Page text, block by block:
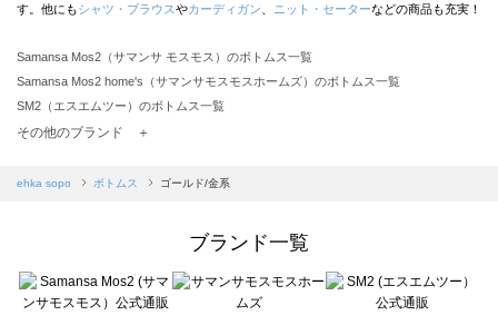
す。他にもシャツ・ブラウスやカーディガン ニット・セーターなどの商品も充実！
Samansa Mos2（サマンサ モスモス）のボトムス一覧
Samansa Mos2 home's（サマンサモスモスホームズ）のボトムス一覧
SM2（エスエムツー）のボトムス一覧
TSUHARU by Samansa Mos2（ツハルバイサマンサモスモス）のボトムス一覧
Samansa Mos2 blue（サマンサモスモス ブルー）のボトムス一覧
sō4ū（ソウフォーユー）のボトムス一覧
Te chichi（テチチ）のボトムス一覧
Te chichi CLASSIC（テチチ クラシック）のボトムス一覧
その他のブランド ＋
ehka sopo ボトムス ゴールド/金系
ブランド一覧